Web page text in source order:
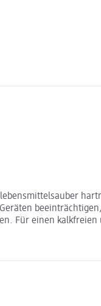
Für einen kalkfreien